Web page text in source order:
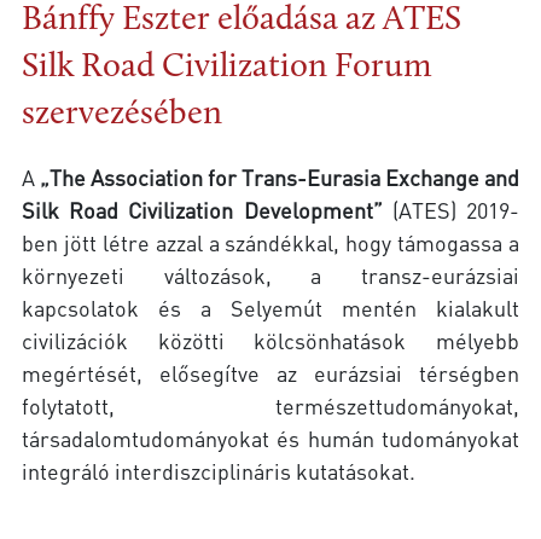
Bánffy Eszter előadása az ATES
Silk Road Civilization Forum
szervezésében
A „The Association for Trans-Eurasia Exchange and
Silk Road Civilization Development” (ATES) 2019-
ben jött létre azzal a szándékkal, hogy támogassa a
környezeti változások, a transz-eurázsiai
kapcsolatok és a Selyemút mentén kialakult
civilizációk közötti kölcsönhatások mélyebb
megértését, elősegítve az eurázsiai térségben
folytatott, természettudományokat,
társadalomtudományokat és humán tudományokat
integráló interdiszciplináris kutatásokat.